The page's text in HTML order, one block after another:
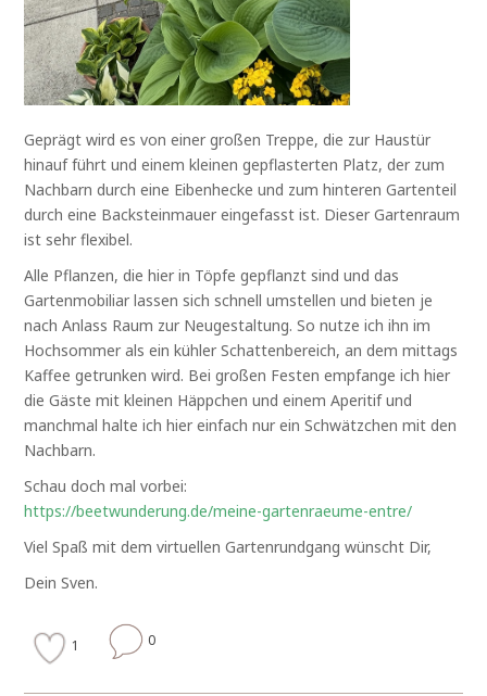
Geprägt wird es von einer großen Treppe, die zur Haustür
hinauf führt und einem kleinen gepflasterten Platz, der zum
Nachbarn durch eine Eibenhecke und zum hinteren Gartenteil
durch eine Backsteinmauer eingefasst ist. Dieser Gartenraum
ist sehr flexibel.
Alle Pflanzen, die hier in Töpfe gepflanzt sind und das
Gartenmobiliar lassen sich schnell umstellen und bieten je
nach Anlass Raum zur Neugestaltung. So nutze ich ihn im
Hochsommer als ein kühler Schattenbereich, an dem mittags
Kaffee getrunken wird. Bei großen Festen empfange ich hier
die Gäste mit kleinen Häppchen und einem Aperitif und
manchmal halte ich hier einfach nur ein Schwätzchen mit den
Nachbarn.
Schau doch mal vorbei:
https://beetwunderung.de/meine-gartenraeume-entre/
Viel Spaß mit dem virtuellen Gartenrundgang wünscht Dir,
Dein Sven.
1 0